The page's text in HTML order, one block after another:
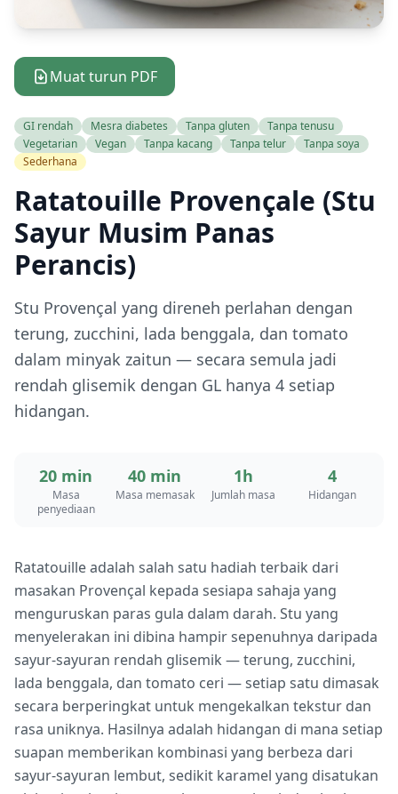
Muat turun PDF
GI rendah Mesra diabetes Tanpa gluten
Tanpa tenusu
Vegetarian
Vegan Tanpa kacang Tanpa telur
Tanpa soya
Sederhana
Ratatouille Provençale (Stu
Sayur Musim Panas
Perancis)
Stu Provençal yang direneh perlahan dengan
terung, zucchini, lada benggala, dan tomato
dalam minyak zaitun — secara semula jadi
rendah glisemik dengan GL hanya 4 setiap
hidangan.
20 min
Masa
penyediaan
40 min
Masa memasak
1h
Jumlah masa
4
Hidangan
Ratatouille adalah salah satu hadiah terbaik dari
masakan Provençal kepada sesiapa sahaja yang
menguruskan paras gula dalam darah. Stu yang
menyelerakan ini dibina hampir sepenuhnya daripada
sayur-sayuran rendah glisemik — terung, zucchini,
lada benggala, dan tomato ceri — setiap satu dimasak
secara berperingkat untuk mengekalkan tekstur dan
rasa uniknya. Hasilnya adalah hidangan di mana setiap
suapan memberikan kombinasi yang berbeza dari
sayur-sayuran lembut, sedikit karamel yang disatukan